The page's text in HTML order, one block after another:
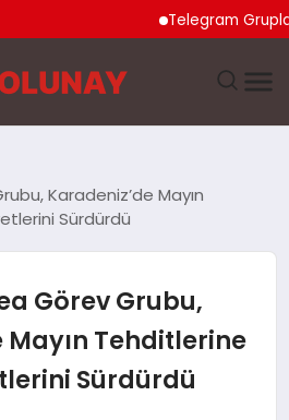
Telegram Grupları
Karadeniz’de Mayın
Sürdürdü
Görev Grubu,
Mayın Tehditlerine
Sürdürdü